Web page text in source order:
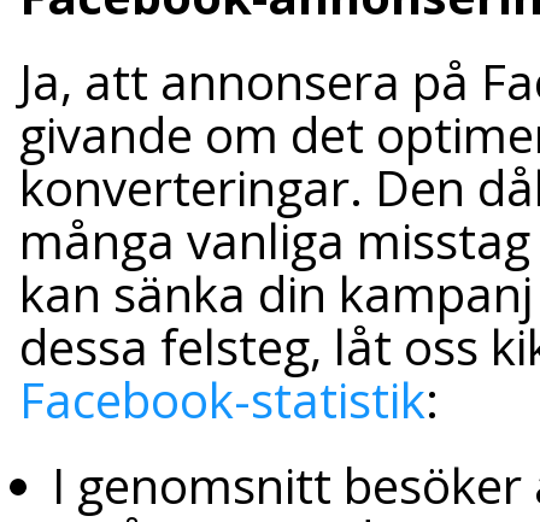
Ja, att annonsera på
givande om det
konverteringar. Den
många vanliga
kan sänka din
dessa felsteg, låt oss
Facebook-statistik:
I genomsnitt